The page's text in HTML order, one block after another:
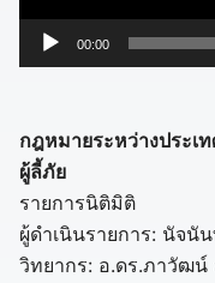
ว
น
ไ
ฟ
ล์
00:00
กฎหมายระหว่างประเ
ผู้ลี้ภัย
รายการนิติมิติ
ผู้ดำเนินรายการ: นัจนั
วิทยากร: อ.ดร.ภาวัฒ